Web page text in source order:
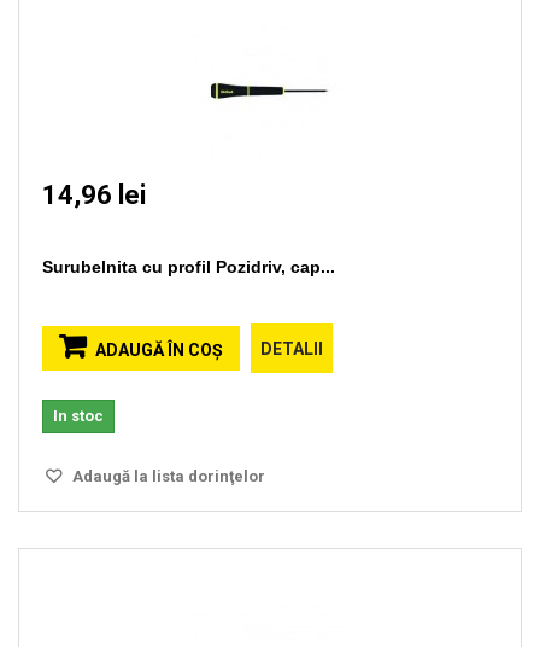
14,96 lei
Surubelnita cu profil Pozidriv, cap...
ADAUGĂ ÎN COŞ DETALII
In stoc
Adaugă la lista dorinţelor